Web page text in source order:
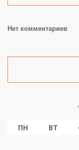
Нет комментариев
ПН ВТ